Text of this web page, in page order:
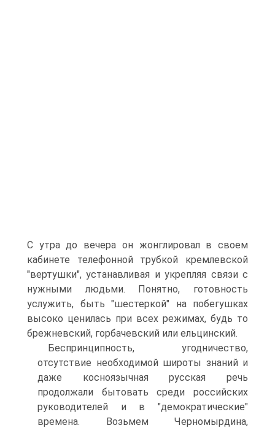
С утра до вечера он жонглировал в своем
кабинете телефонной трубкой кремлевской
"вертушки", устанавливая и укрепляя связи с
нужными людьми. Понятно, готовность
услужить, быть "шестеркой" на побегушках
высоко ценилась при всех режимах, будь то
брежневский, горбачевский или ельцинский.
Беспринципность, угодничество,
отсутствие необходимой широты знаний и
даже косноязычная русская речь
продолжали бытовать среди российских
руководителей и в "демократические"
времена. Возьмем Черномырдина,